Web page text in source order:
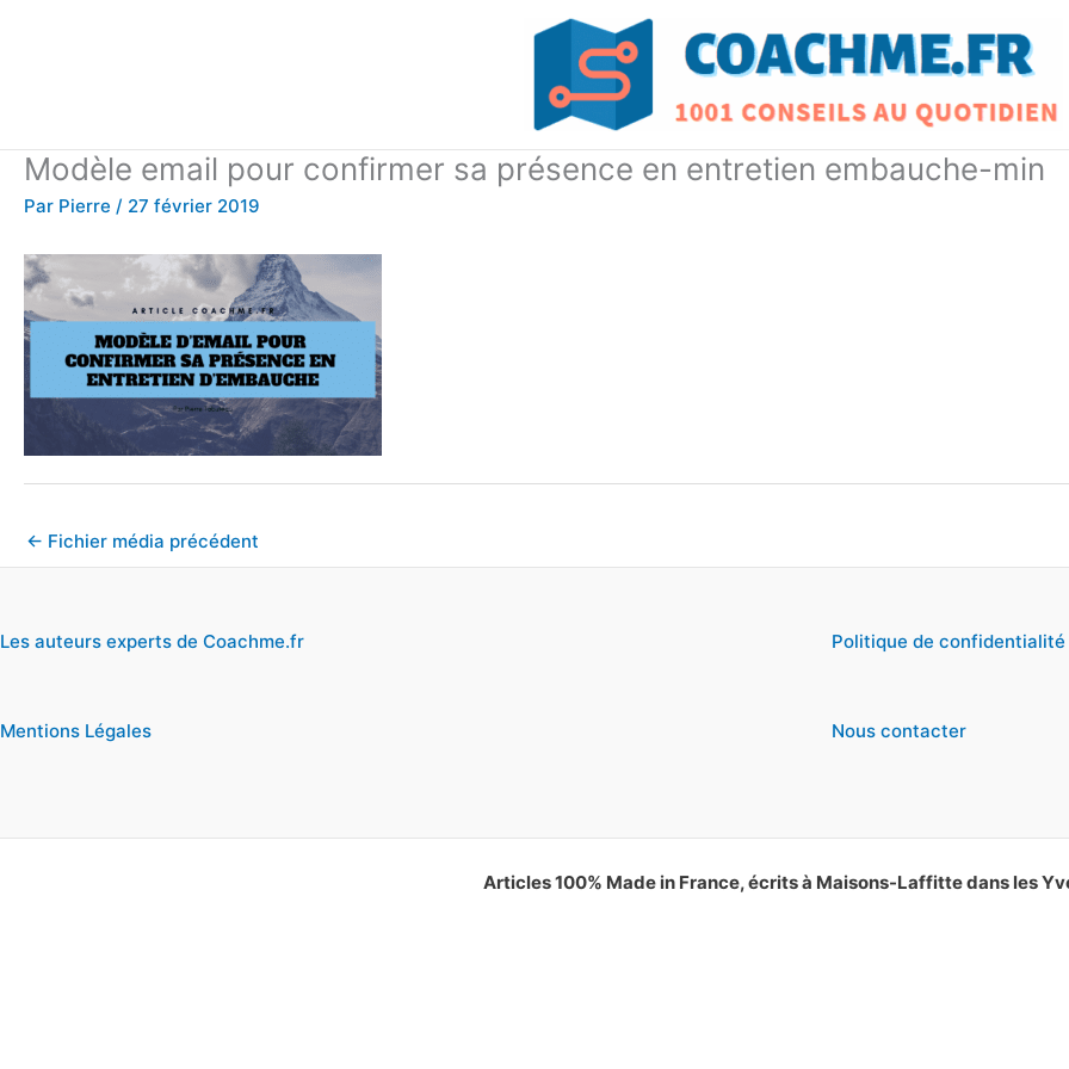
Modèle email pour confirmer sa présence en entretien embauche-min
Par Pierre / 27 février 2019
← Fichier média précédent
Les auteurs experts de Coachme.fr
Mentions Légales
Politique de confidentialité
Nous contacter
Articles 100% Made in France, écrits à Maisons-Laffitte dans les